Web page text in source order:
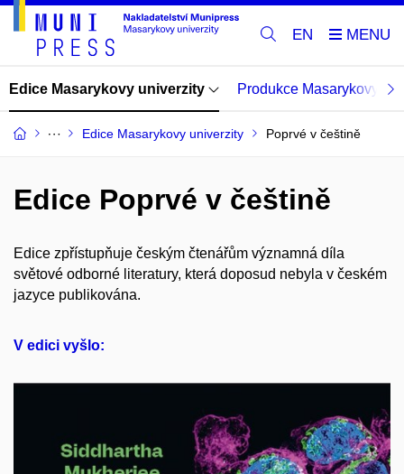
EN
Edice Masarykovy univerzity Produkce Masarykovy
Edice Masarykovy univerzity Poprvé v češtině
Edice Poprvé v češtině
Edice zpřístupňuje českým čtenářům významná díla
světové odborné literatury, která doposud nebyla v českém
jazyce publikována.
V edici vyšlo: